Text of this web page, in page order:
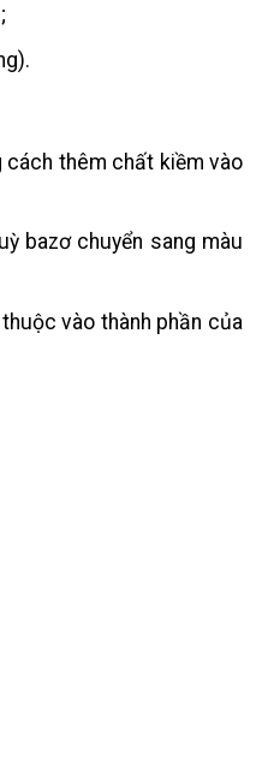
cách thêm chất kiềm vào
bazơ chuyển sang màu
vào thành phần của